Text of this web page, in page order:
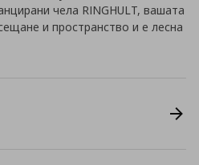
чела RINGHULT, вашата
и пространство и е лесна